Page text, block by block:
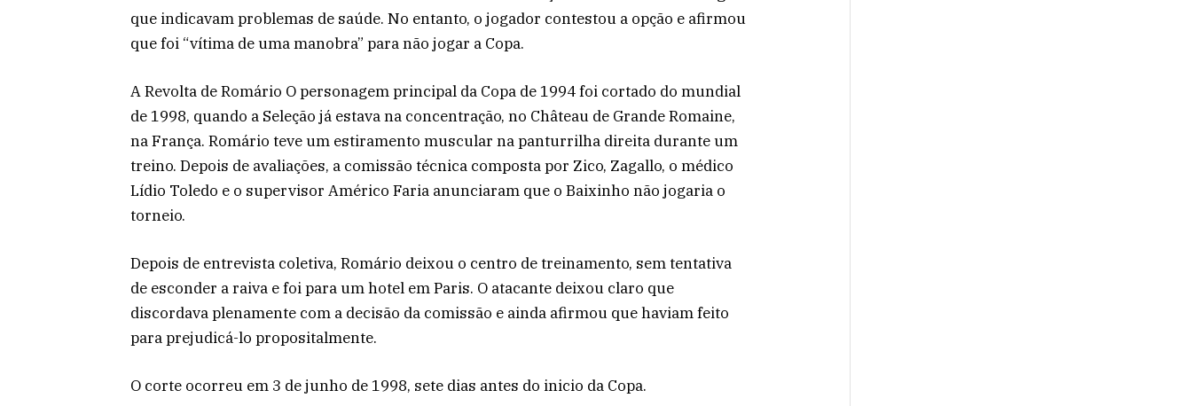
que indicavam problemas de saúde. No entanto, o jogador contestou a opção e afirmou
que foi “vítima de uma manobra” para não jogar a Copa.
A Revolta de Romário O personagem principal da Copa de 1994 foi cortado do mundial
de 1998, quando a Seleção já estava na concentração, no Château de Grande Romaine,
na França. Romário teve um estiramento muscular na panturrilha direita durante um
treino. Depois de avaliações, a comissão técnica composta por Zico, Zagallo, o médico
Lídio Toledo e o supervisor Américo Faria anunciaram que o Baixinho não jogaria o
torneio.
Depois de entrevista coletiva, Romário deixou o centro de treinamento, sem tentativa
de esconder a raiva e foi para um hotel em Paris. O atacante deixou claro que
discordava plenamente com a decisão da comissão e ainda afirmou que haviam feito
para prejudicá-lo propositalmente.
O corte ocorreu em 3 de junho de 1998, sete dias antes do inicio da Copa.